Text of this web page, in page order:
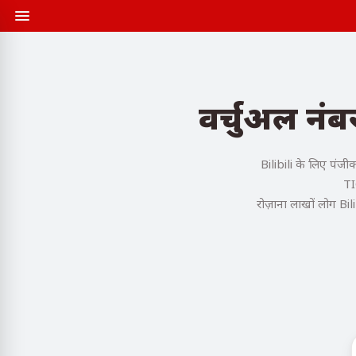
वर्चुअल
Bilibili के लिए
रोज़ाना लाखों लोग